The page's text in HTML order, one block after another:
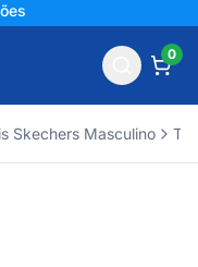
0
Skechers Masculino